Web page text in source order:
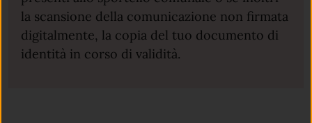
la scansione della comunicazione non firmata
digitalmente, la copia del tuo documento di
identità in corso di validità.